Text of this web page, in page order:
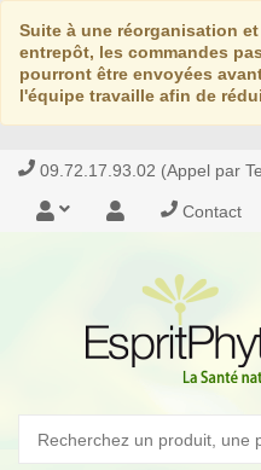
Suite à une réorganisation
entrepôt, les commandes
pourront être envoyées
l'équipe travaille afin de
09.72.17.93.02 (Appel par
Contact